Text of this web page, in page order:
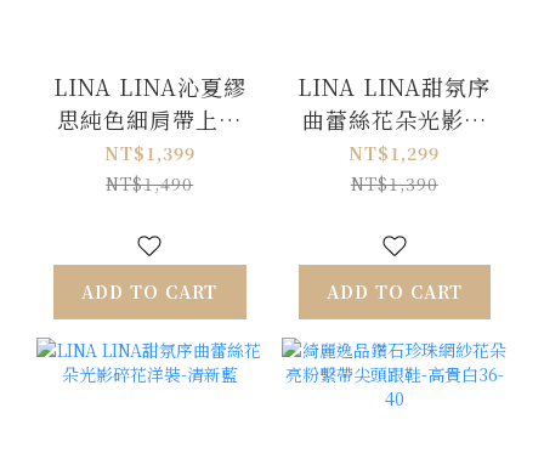
LINA LINA沁夏繆
思純色細肩帶上衣
長裙兩件組-高雅藍
NT$1,399
NT$1,490
ADD TO CART
LINA LINA甜氛序
曲蕾絲花朵光影碎
花洋裝-浪漫紫
NT$1,299
NT$1,390
ADD TO CART